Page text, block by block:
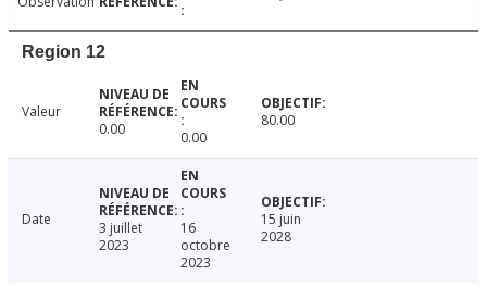
Region 12
Valeur
0.00
0.00
80.00
Date
3 juillet
2023
16
octobre
2023
15 juin
2028